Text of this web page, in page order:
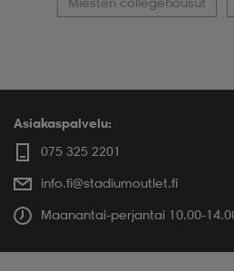
Asiakaspalvelu:
075 325 2201
info.fi@stadiumoutlet.fi
Maanantai-perjantai 10.00-